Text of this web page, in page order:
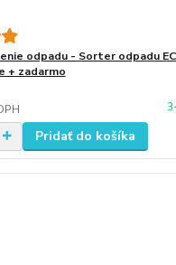
odpadu - Sorter odpadu
+ zadarmo
Pridať do košíka